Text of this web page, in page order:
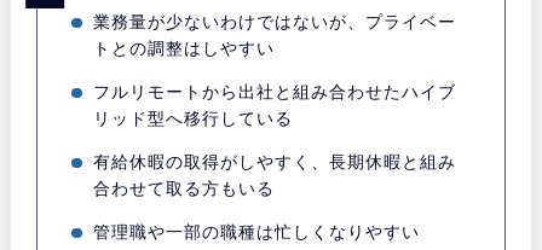
業務量が少ないわけではないが、プライベー
トとの調整はしやすい
フルリモートから出社と組み合わせたハイブ
リッド型へ移行している
有給休暇の取得がしやすく、長期休暇と組み
合わせて取る方もいる
管理職や一部の職種は忙しくなりやすい